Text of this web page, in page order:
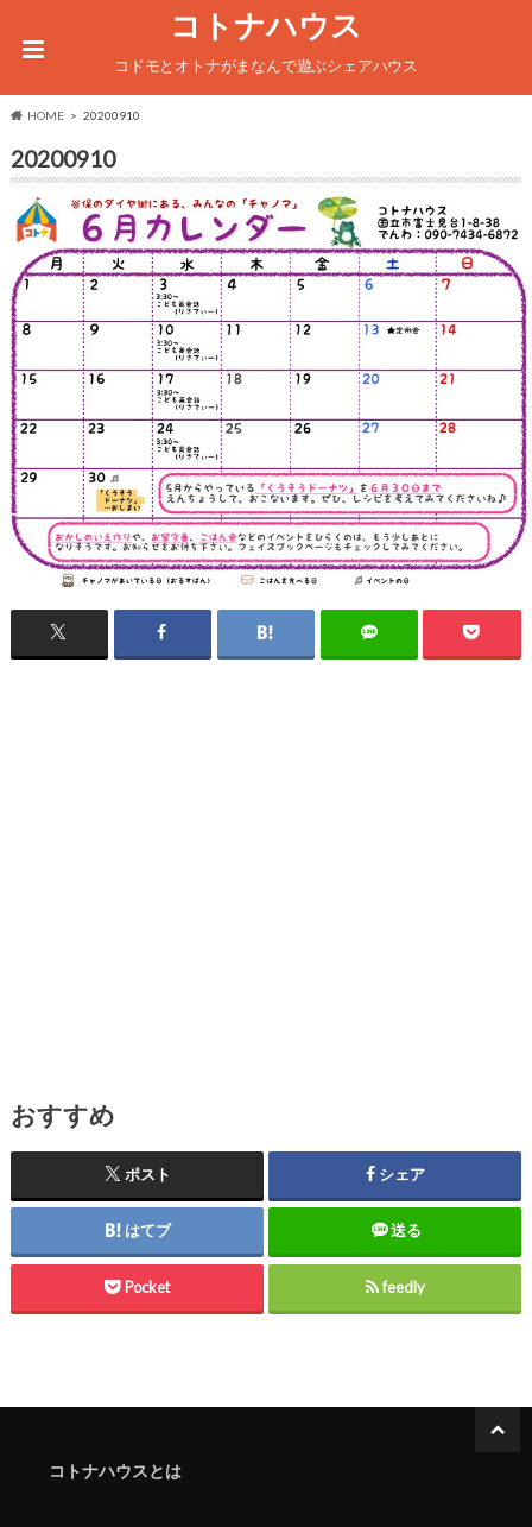
コトナハウス
コドモとオトナがまなんで遊ぶシェアハウス
HOME 20200910
20200910
おすすめ
ポスト シェア
はてブ 送る
Pocket feedly
コトナハウスとは